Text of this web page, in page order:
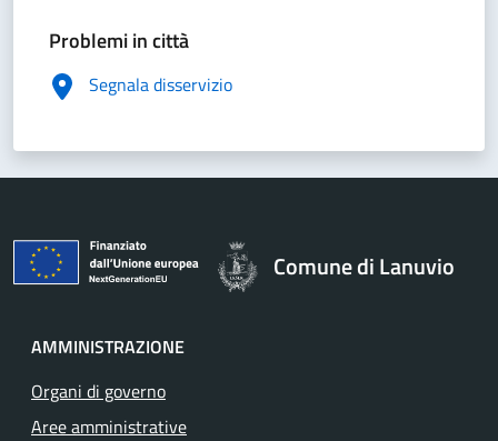
Problemi in città
Segnala disservizio
Comune di Lanuvio
AMMINISTRAZIONE
Organi di governo
Aree amministrative